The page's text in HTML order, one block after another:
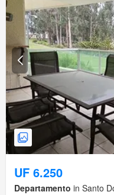
UF 6.250
Departamento in Santo